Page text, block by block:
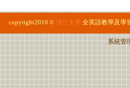
copyright2010 © 淡江大學 全英語教學及學
系統管